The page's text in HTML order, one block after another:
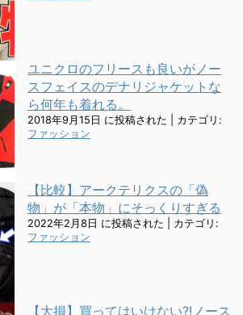
ユニクロのフリースも良いがノー
スフェイスのデナリジャケットな
ら何年も着れる。
2018年9月15日 に投稿された
カテゴリ:
ファッション
【比較】アークテリクスの「偽
物」が「本物」にそっくりすぎる
2022年2月8日 に投稿された
カテゴリ:
ファッション
【大損】買ってはいけない?!ノース